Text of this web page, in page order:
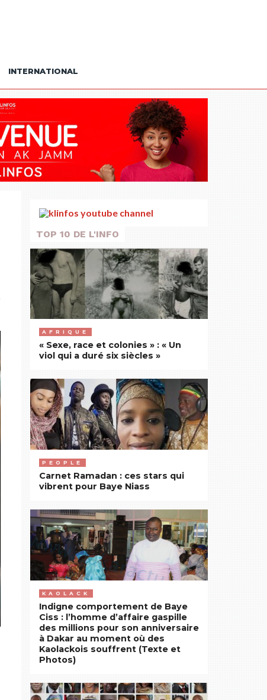
INTERNATIONAL
TOP 10 DE L'INFO
AFRIQUE
« Sexe, race et colonies » : « Un
viol qui a duré six siècles »
PEOPLE
Carnet Ramadan : ces stars qui
vibrent pour Baye Niass
KAOLACK
Indigne comportement de Baye
Ciss : l’homme d’affaire gaspille
des millions pour son anniversaire
à Dakar au moment où des
Kaolackois souffrent (Texte et
Photos)